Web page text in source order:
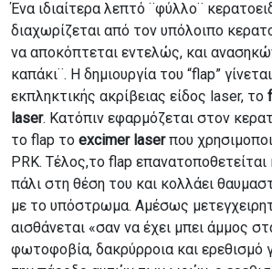
Ένα ιδιαίτερα λεπτό ¨φύλλο¨
διαχωρίζεται από τον υπόλοιπο
να αποκόπτεται εντελώς, και
καπάκι¨. Η δημιουργία του “flap”
εκπληκτικής ακρίβειας είδος laser, το
laser. Κατόπιν εφαρμόζεται στον
το flap το excimer laserπου
PRK. Τέλος,το flap
πάλι στη θέση του και κολλάει
με το υπόστρωμα. Αμέσως
αισθάνεται «σαν να έχει μπει άμμος
φωτοφοβία, δακρύρροια και ερεθισμό